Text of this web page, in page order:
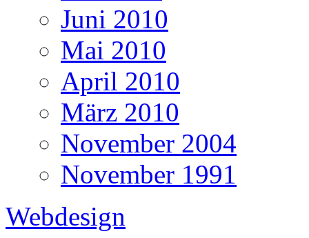
Juni 2010
Mai 2010
April 2010
März 2010
November 2004
November 1991
Webdesign